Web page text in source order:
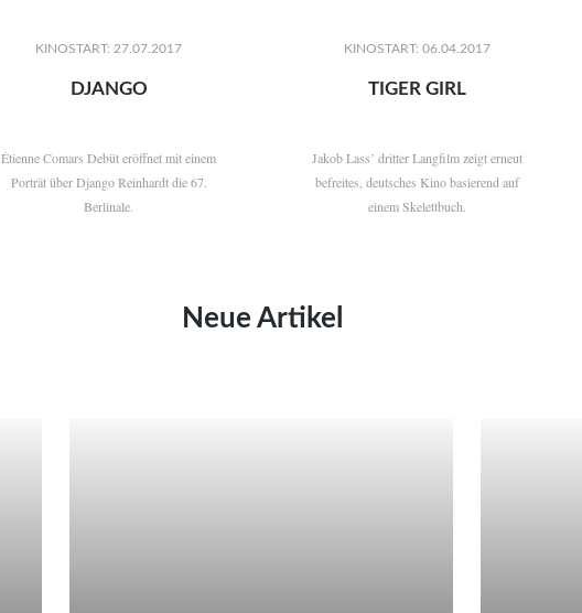
KINOSTART: 27.07.2017
DJANGO
Étienne Comars Debüt eröffnet mit einem
Porträt über Django Reinhardt die 67.
Berlinale.
KINOSTART: 06.04.2017
TIGER GIRL
Jakob Lass’ dritter Langfilm zeigt erneut
befreites, deutsches Kino basierend auf
einem Skelettbuch.
Neue Artikel